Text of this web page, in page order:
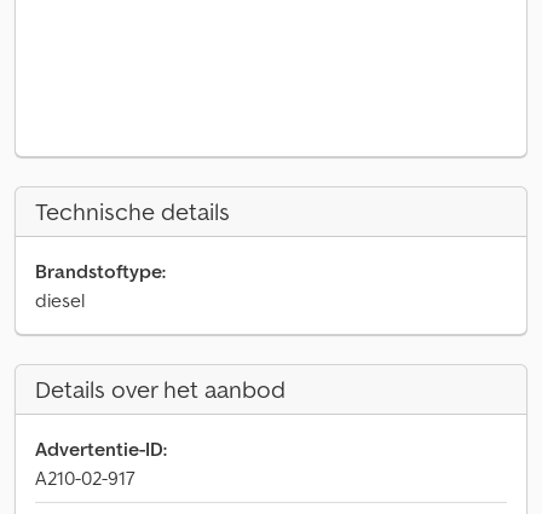
Technische details
Brandstoftype:
diesel
Details over het aanbod
Advertentie-ID:
A210-02-917